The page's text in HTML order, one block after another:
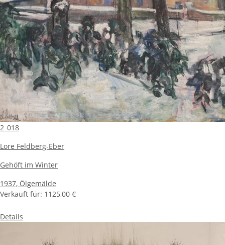
2_018
Lore Feldberg-Eber
Gehöft im Winter
1937, Ölgemälde
Verkauft für: 1125,00 €
Details